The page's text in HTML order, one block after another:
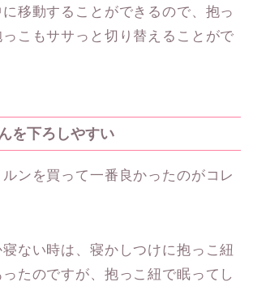
移動することができるので、抱っ
こもササっと切り替えることがで
を下ろしやすい
ンを買って一番良かったのがコレ
ない時は、寝かしつけに抱っこ紐
たのですが、抱っこ紐で眠ってし